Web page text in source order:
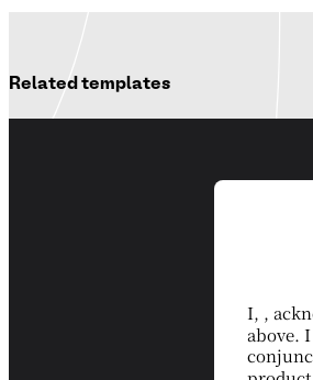
Related templates